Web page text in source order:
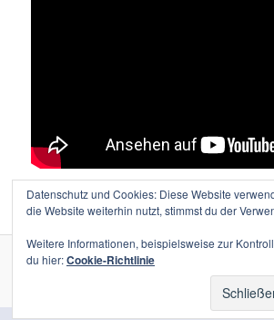
Vielen Dank an Lutz Wolters für den tollen Film!
Stolz präsentiert von
Datenschutz und Cookies: Diese Website
die Website weiterhin nutzt, stimmst du der
Weitere Informationen, beispielsweise zur
du hier:Cookie-Richtlinie